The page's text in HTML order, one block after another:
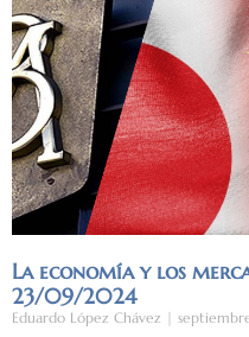
La economía y los
23/09/2024
Eduardo López Chávez